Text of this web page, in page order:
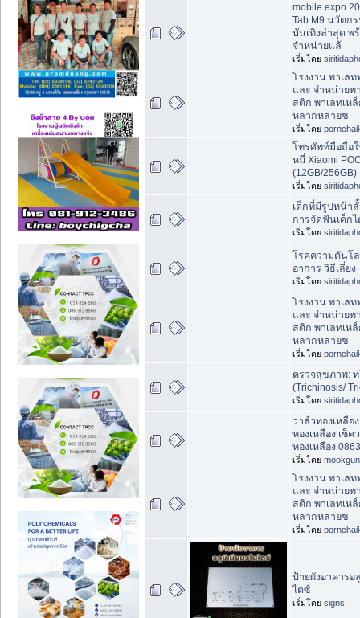
mobile expo
Tab M9 นวัตก
บันเทิงล่าสุด พ
จำหน่ายแล้
เริ่มโดย
โรงงาน พาเล
และ จำหน่ายพ
สติก พาเลทเห
หลากหลายข
เริ่มโดย
โทรศัพท์มือถือใ
หมี่ Xiaomi
(12GB/256GB)
เริ่มโดย
เด็กที่มีรูปหน้า
การจัดฟันเด็ก
เริ่มโดย
โรคความดันโ
อาการ วิธีเลี่ยง
เริ่มโดย
โรงงาน พาเล
และ จำหน่ายพ
สติก พาเลทเห
หลากหลายข
เริ่มโดย
ตรวจสุขภาพ:
(Trichinosis/
เริ่มโดย
วาล์วทองเหลือ
ทองเหลือง เช็ค
ทองเหลือง
เริ่มโดย
โรงงาน พาเล
และ จำหน่ายพ
สติก พาเลทเห
หลากหลายข
เริ่มโดย
ป้ายผังอาคารอ
ไดซ์
เริ่มโดย signs